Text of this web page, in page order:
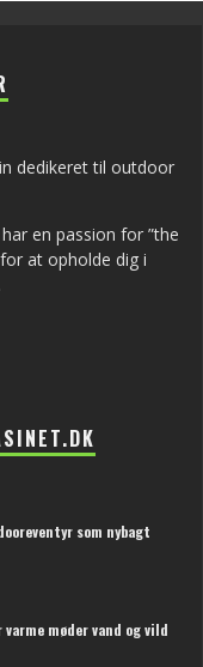
dedikeret til outdoor
en passion for ”the
at opholde dig i
som nybagt
møder vand og vild